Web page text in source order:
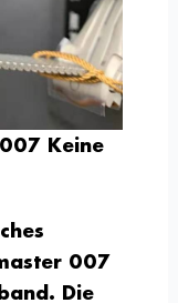
Keine
007
Die